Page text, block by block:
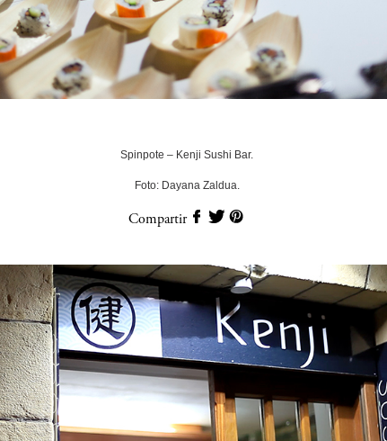
Spinpote – Kenji Sushi Bar.
Foto: Dayana Zaldua.
Compartir